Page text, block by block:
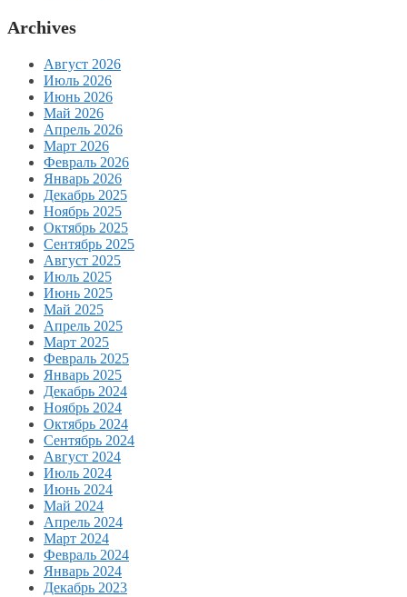
Archives
Август 2026
Июль 2026
Июнь 2026
Май 2026
Апрель 2026
Март 2026
Февраль 2026
Январь 2026
Декабрь 2025
Ноябрь 2025
Октябрь 2025
Сентябрь 2025
Август 2025
Июль 2025
Июнь 2025
Май 2025
Апрель 2025
Март 2025
Февраль 2025
Январь 2025
Декабрь 2024
Ноябрь 2024
Октябрь 2024
Сентябрь 2024
Август 2024
Июль 2024
Июнь 2024
Май 2024
Апрель 2024
Март 2024
Февраль 2024
Январь 2024
Декабрь 2023